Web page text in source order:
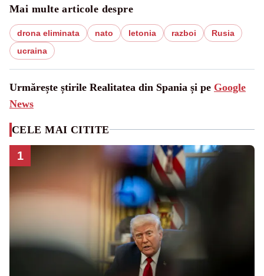
Mai multe articole despre
drona eliminata nato letonia razboi
Rusia
ucraina
Urmărește știrile Realitatea din Spania și pe Google
News
CELE MAI CITITE
1